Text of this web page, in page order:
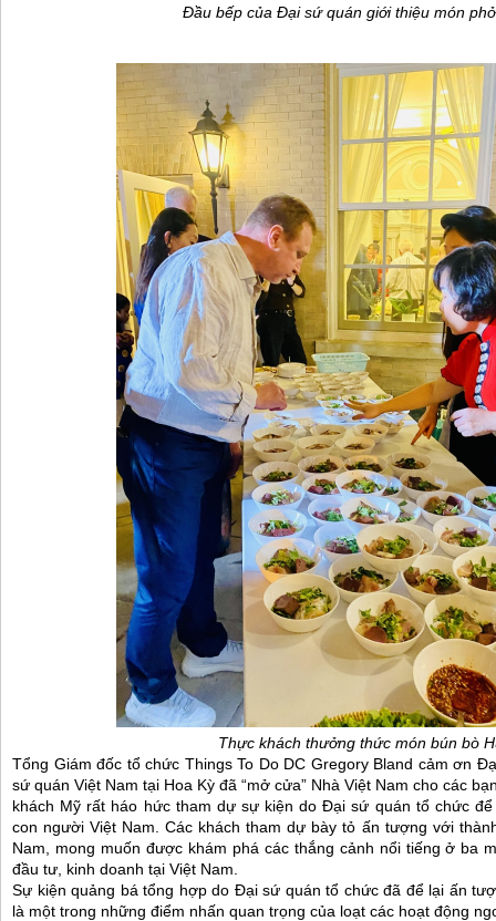
Đầu bếp của Đại sứ quán giới thiệu món
Thực khách thưởng thức món bún bò
Tổng Giám đốc tổ chức Things To Do DC Gregory Bland cảm ơn
sứ quán Việt Nam tại Hoa Kỳ đã “mở cửa” Nhà Việt Nam cho các
khách Mỹ rất háo hức tham dự sự kiện do Đại sứ quán tổ chức
con người Việt Nam. Các khách tham dự bày tỏ ấn tượng với
Nam, mong muốn được khám phá các thắng cảnh nổi tiếng ở ba
đầu tư, kinh doanh tại Việt Nam.
Sự kiện quảng bá tổng hợp do Đại sứ quán tổ chức đã để lại ấn
là một trong những điểm nhấn quan trọng của loạt các hoạt động